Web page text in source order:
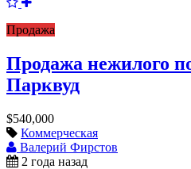
Продажа
Продажа нежилого
Парквуд
$540,000
Коммерческая
Валерий Фирстов
2 года назад